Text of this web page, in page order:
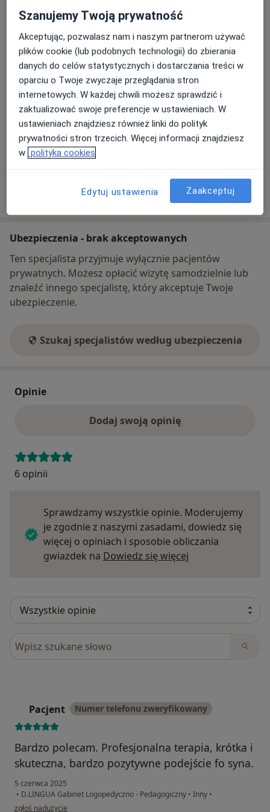
D.LINGUA Gabinet Logopedyczno -
Pedagogiczny
Bystrzycka 19A,58-100Świdnica
Powiększ mapęotwiera się w nowej karcie
Dostępność
W tym gabinecie nie można umawiać wizyt przez
internet
Co mam zrobić w tej sytuacji?
Pokaż więcej
o adresie
Ubezpieczenia - brak akceptowanych
Ten specjalista przyjmuje wyłącznie pacjentów
prywatnych. Możesz opłacić wizytę samodzielnie lub
znaleźć innego specjalistę, który akceptuje Twoje
ubezpieczenie.
Szukaj specjalistów według ubezpieczenia
Opinie
Dodaj swoją opinię
6 opinii
Sprawdzamy wszystkie opinie. Moderujemy
je zgodnie z naszymi zasadami, dowiedz się
więcej o opiniach i sposobie obliczania
gwiazdek na Dowiedz się więcej
Szukaj w opiniach
Pacjent Numer telefonu zweryfikowany
Bardzo polecam. Profesjonalna terapia, krótka i
skuteczna, bardzo pozytywne podejście fo syna.
5 czerwca 2025
• D.LINGUA Gabinet Logopedyczno - Pedagogiczny • Inny •
w opinii użytkownika Pacjent
zgłoś nadużycie
Szanujemy Twoją prywatność
Akceptując, pozwalasz nam i naszym partnerom używać
plików cookie (lub podobnych technologii) do zbierania
danych do celów statystycznych i dostarczania treści w
oparciu o Twoje zwyczaje przeglądania stron
internetowych. W każdej chwili możesz sprawdzić i
zaktualizować swoje preferencje w ustawieniach. W
ustawieniach znajdziesz również linki do polityk
prywatności stron trzecich. Więcej informacji znajdziesz
w polityka cookies
Edytuj ustawienia Zaakceptuj